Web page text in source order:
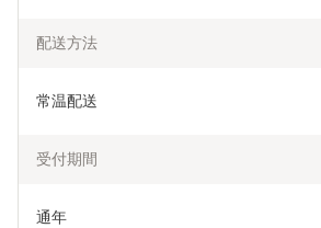
配送方法
常温配送
受付期間
通年